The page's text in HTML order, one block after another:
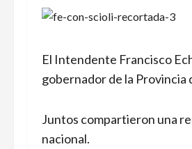
El Intendente Francisco
gobernador de la Provincia
Juntos compartieron una
nacional.